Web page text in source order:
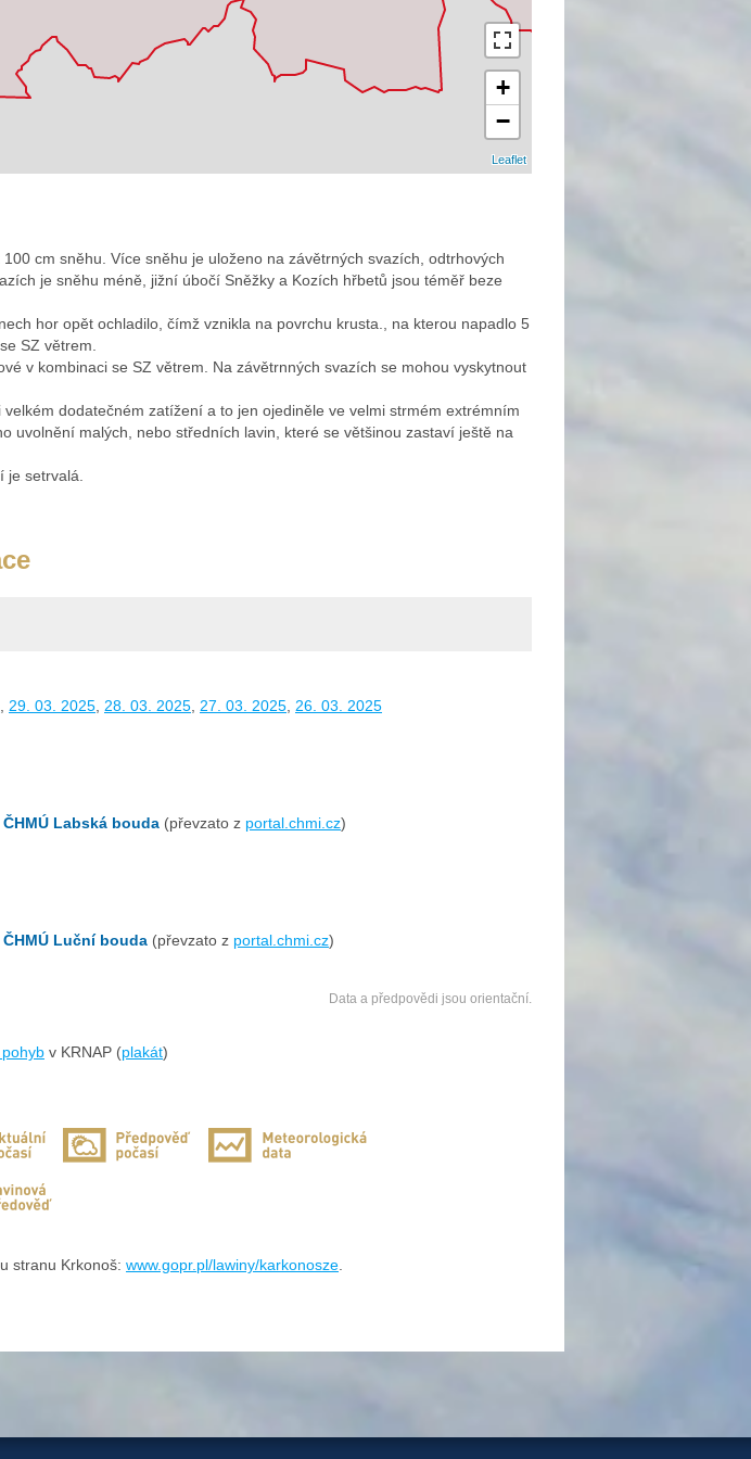
+
−
Leaflet
cm sněhu. Více sněhu je uloženo na závětrných svazích, odtrhových
je sněhu méně, jižní úbočí Sněžky a Kozích hřbetů jsou téměř beze
hor opět ochladilo, čímž vznikla na povrchu krusta., na kterou napadlo 5
SZ větrem.
v kombinaci se SZ větrem. Na závětrnných svazích se mohou vyskytnout
dodatečném zatížení a to jen ojediněle ve velmi strmém extrémním
uvolnění malých, nebo středních lavin, které se většinou zastaví ještě na
je setrvalá.
29. 03. 2025 28. 03. 2025 27. 03. 2025 26. 03. 2025
Labská bouda (převzato z portal.chmi.cz)
Luční bouda (převzato z portal.chmi.cz)
Data a předpovědi jsou orientační.
v KRNAP (plakát)
stranu Krkonoš: www.gopr.pl/lawiny/karkonosze